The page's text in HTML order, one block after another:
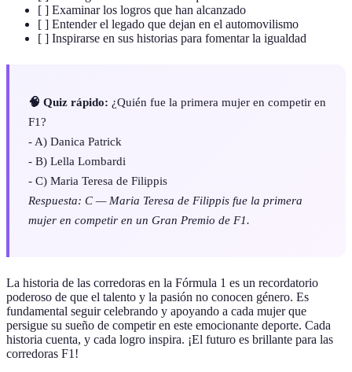
[ ] Examinar los logros que han alcanzado
[ ] Entender el legado que dejan en el automovilismo
[ ] Inspirarse en sus historias para fomentar la igualdad
🧠 Quiz rápido: ¿Quién fue la primera mujer en competir en
F1?
- A) Danica Patrick
- B) Lella Lombardi
- C) Maria Teresa de Filippis
Respuesta: C — Maria Teresa de Filippis fue la primera
mujer en competir en un Gran Premio de F1.
La historia de las corredoras en la Fórmula 1 es un recordatorio
poderoso de que el talento y la pasión no conocen género. Es
fundamental seguir celebrando y apoyando a cada mujer que
persigue su sueño de competir en este emocionante deporte. Cada
historia cuenta, y cada logro inspira. ¡El futuro es brillante para las
corredoras F1!